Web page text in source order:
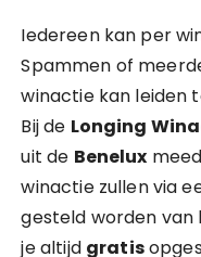
Iedereen kan per
Spammen of
winactie kan leiden
Bij de Longing
uit de Benelux
winactie zullen via
gesteld worden van
je altijd gratis